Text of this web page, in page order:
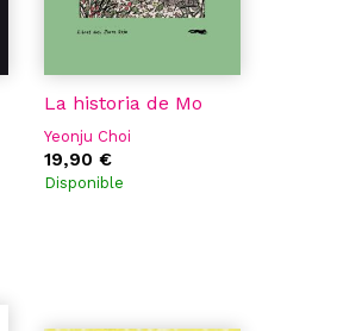
La historia de Mo
Yeonju Choi
19,90 €
Disponible